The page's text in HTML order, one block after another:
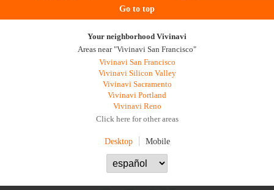
Go to top
Your neighborhood Vivinavi
Areas near "Vivinavi San Francisco"
Vivinavi San Francisco
Vivinavi Silicon Valley
Vivinavi Sacramento
Vivinavi Portland
Vivinavi Reno
Click here for other areas
Desktop Mobile